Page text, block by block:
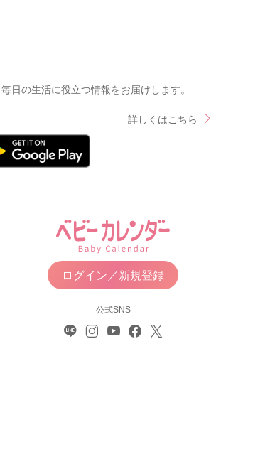
日の生活に役立つ情報をお届けします。
詳しくはこちら
ログイン／新規登録
公式SNS